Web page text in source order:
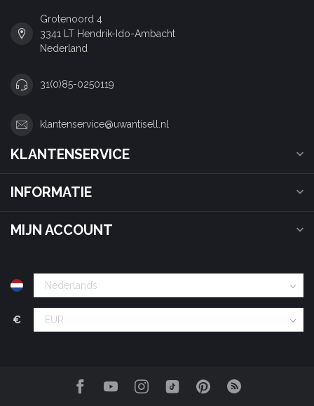
Grotenoord 4
3341 LT Hendrik-Ido-Ambacht
Nederland
31(0)85-0250119
klantenservice@uwantisell.nl
KLANTENSERVICE
INFORMATIE
MIJN ACCOUNT
€